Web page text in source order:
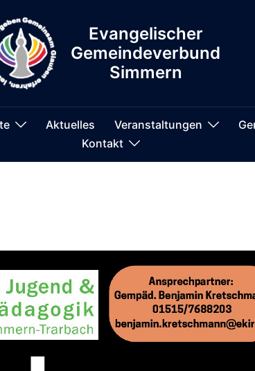
Evangelischer
Gemeindeverbund
Simmern
Aktuelles Veranstaltungen
Kontakt